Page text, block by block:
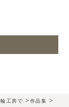
工房で > 作品集 >